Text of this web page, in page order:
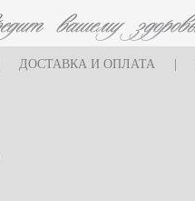
ДОСТАВКА И ОПЛАТА